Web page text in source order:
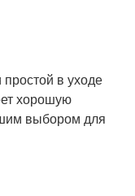
в уходе
хорошую
выбором для